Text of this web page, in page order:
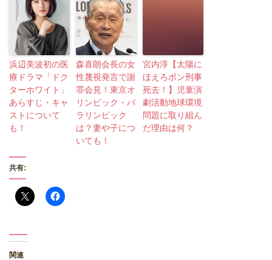
浜辺美波初の医
療ドラマ「ドク
ターホワイト」
あらすじ・キャ
ストについて
も！
森喜朗会長の女
性蔑視発言で謝
罪会見！東京オ
リンピック・パ
ラリンピック
は？妻や子につ
いても！
宮内淳【太陽に
ほえろボン刑事
死去！】児童演
劇活動地球環境
問題に取り組ん
だ理由は何？
共有:
関連